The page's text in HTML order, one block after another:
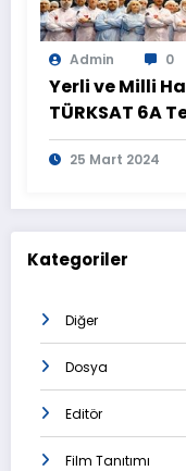
Admin 0
Yerli ve Milli
TÜRKSAT 6A
Görüntülendi
25 Mart 2024
Kategoriler
Diğer
Dosya
Editör
Film Tanıtımı